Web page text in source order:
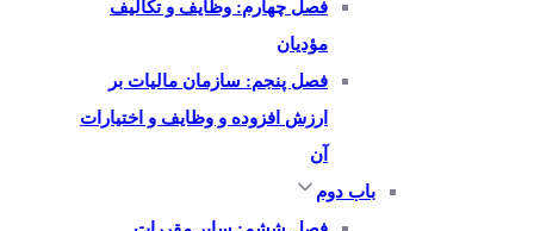
فصل چهارم: وظایف و تکالیف
مؤدیان
فصل پنجم: سازمان مالیات بر
ارزش افزوده و وظایف و اختیارات
آن
باب دوم